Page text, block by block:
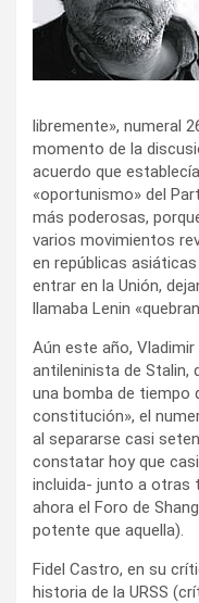
libremente», numeral
momento de la
acuerdo que
«oportunismo» del
más poderosas,
varios movimientos
en repúblicas
entrar en la Unión,
llamaba Lenin
Aún este año,
antileninista de Stalin,
una bomba de tiempo
constitución», el
al separarse casi
constatar hoy que
incluida- junto a otras
ahora el Foro de
potente que aquella).
Fidel Castro, en su
historia de la URSS